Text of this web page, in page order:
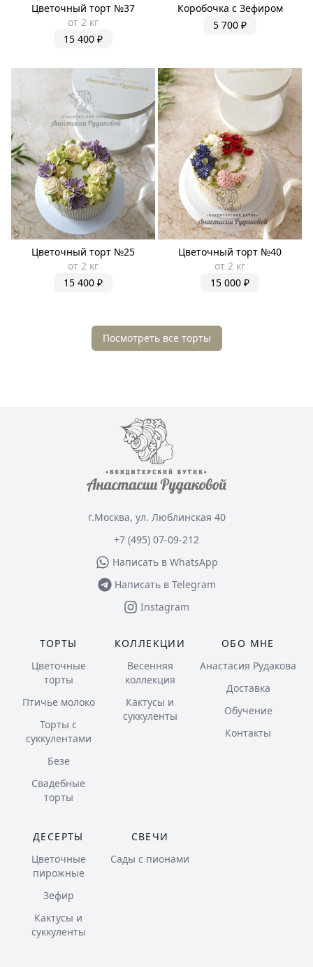
Цветочный торт №37
от 2 кг
15 400 ₽
Коробочка с Зефиром
5 700 ₽
Цветочный торт №25
от 2 кг
15 400 ₽
Цветочный торт №40
от 2 кг
15 000 ₽
Посмотреть все торты
г.Москва, ул. Люблинская 40
+7 (495) 07-09-212
Написать в WhatsApp
Написать в Telegram
Instagram
ТОРТЫ
Цветочные
торты
Птичье молоко
Торты с
суккулентами
Безе
Свадебные
торты
ДЕСЕРТЫ
Цветочные
пирожные
Зефир
Кактусы и
суккуленты
КОЛЛЕКЦИИ
Весенняя
коллекция
Кактусы и
суккуленты
СВЕЧИ
Сады с пионами
ОБО МНЕ
Анастасия Рудакова
Доставка
Обучение
Контакты